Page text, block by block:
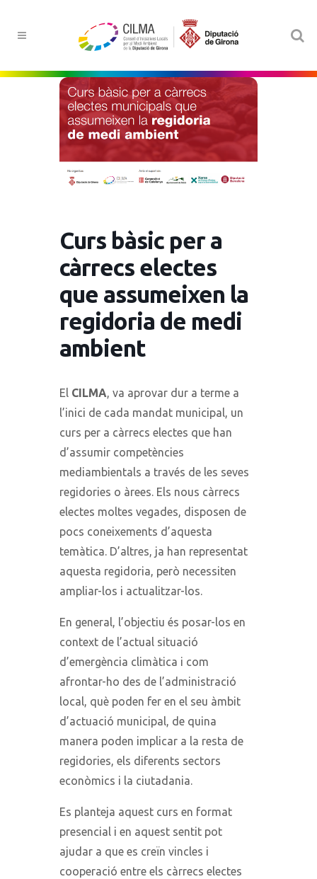
Curs bàsic per a
càrrecs electes
que assumeixen la
regidoria de medi
ambient
El CILMA, va aprovar dur a terme a
l’inici de cada mandat municipal, un
curs per a càrrecs electes que han
d’assumir competències
mediambientals a través de les seves
regidories o àrees. Els nous càrrecs
electes moltes vegades, disposen de
pocs coneixements d’aquesta
temàtica. D’altres, ja han representat
aquesta regidoria, però necessiten
ampliar-los i actualitzar-los.
En general, l’objectiu és posar-los en
context de l’actual situació
d’emergència climàtica i com
afrontar-ho des de l’administració
local, què poden fer en el seu àmbit
d’actuació municipal, de quina
manera poden implicar a la resta de
regidories, els diferents sectors
econòmics i la ciutadania.
Es planteja aquest curs en format
presencial i en aquest sentit pot
ajudar a que es creïn vincles i
cooperació entre els càrrecs electes